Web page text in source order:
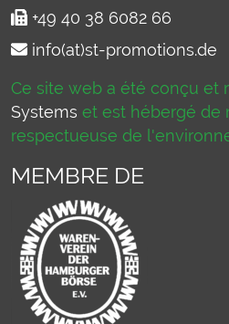
+49 40 38 6082 66
info(at)st-promotions.de
Ce site web a été conçu et
Systems et est hébergé de
respectueuse de
MEMBRE DE